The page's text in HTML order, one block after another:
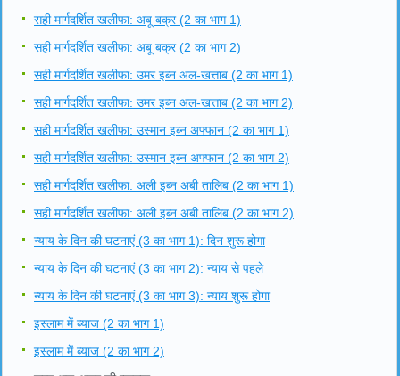
सही मार्गदर्शित खलीफा: अबू बक्र (2 का भाग 1)
सही मार्गदर्शित खलीफा: अबू बक्र (2 का भाग 2)
सही मार्गदर्शित खलीफा: उमर इब्न अल-खत्ताब (2 का भाग 1)
सही मार्गदर्शित खलीफा: उमर इब्न अल-खत्ताब (2 का भाग 2)
सही मार्गदर्शित खलीफा: उस्मान इब्न अफ्फान (2 का भाग 1)
सही मार्गदर्शित खलीफा: उस्मान इब्न अफ्फान (2 का भाग 2)
सही मार्गदर्शित खलीफा: अली इब्न अबी तालिब (2 का भाग 1)
सही मार्गदर्शित खलीफा: अली इब्न अबी तालिब (2 का भाग 2)
न्याय के दिन की घटनाएं (3 का भाग 1): दिन शुरू होगा
न्याय के दिन की घटनाएं (3 का भाग 2): न्याय से पहले
न्याय के दिन की घटनाएं (3 का भाग 3): न्याय शुरू होगा
इस्लाम में ब्याज (2 का भाग 1)
इस्लाम में ब्याज (2 का भाग 2)